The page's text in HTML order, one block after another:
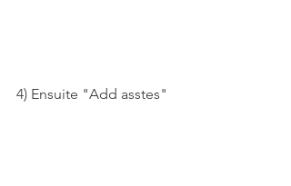
4) Ensuite "Add asstes"